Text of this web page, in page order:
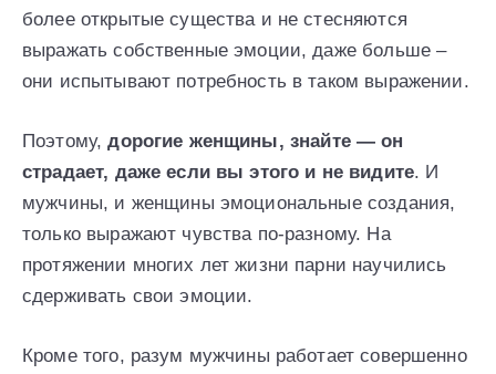
более открытые существа и не стесняются
выражать собственные эмоции, даже больше –
они испытывают потребность в таком выражении.
Поэтому,дорогие женщины, знайте — он
страдает, даже если вы этого и не видите. И
мужчины, и женщины эмоциональные создания,
только выражают чувства по-разному. На
протяжении многих лет жизни парни научились
сдерживать свои эмоции.
Кроме того, разум мужчины работает совершенно